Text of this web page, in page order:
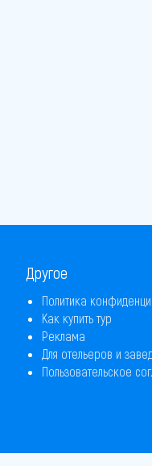
Другое
Политика
Как купить тур
Реклама
Для отельеров и
Пользовательское